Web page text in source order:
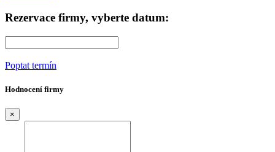
Rezervace firmy, vyberte datum:
Poptat termín
Hodnocení firmy
×